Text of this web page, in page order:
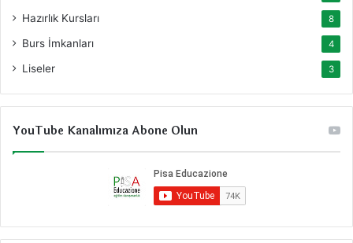
Hazırlık Kursları 8
Burs İmkanları 4
Liseler 3
YouTube Kanalımıza Abone Olun